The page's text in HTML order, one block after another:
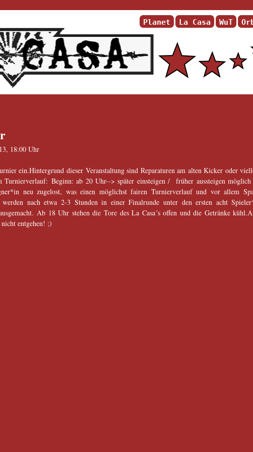
Planet La Casa WuT
18:00 Uhr
ein.Hintergrund dieser Veranstaltung sind Reparaturen am alten Kicker oder
Turnierverlauf: Beginn: ab 20 Uhr--> später einsteigen / früher aussteigen
neu zugelost, was einen möglichst fairen Turnierverlauf und vor allem
werden nach etwa 2-3 Stunden in einer Finalrunde unter den ersten acht
Ab 18 Uhr stehen die Tore des La Casa´s offen und die Getränke
entgehen! ;)